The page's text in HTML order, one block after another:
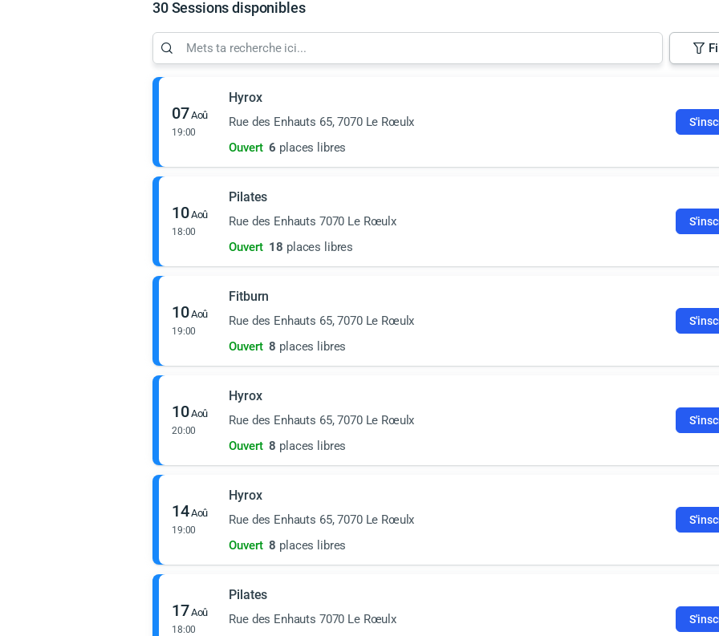
30 Sessions disponibles
07Aoû
19:00
Hyrox
Rue des Enhauts 65, 7070 Le Rœulx
Ouvert 6 places libres
10Aoû
18:00
Pilates
Rue des Enhauts 7070 Le Rœulx
Ouvert 18 places libres
10Aoû
19:00
Fitburn
Rue des Enhauts 65, 7070 Le Rœulx
Ouvert 8 places libres
10Aoû
20:00
Hyrox
Rue des Enhauts 65, 7070 Le Rœulx
Ouvert 8 places libres
14Aoû
19:00
Hyrox
Rue des Enhauts 65, 7070 Le Rœulx
Ouvert 8 places libres
17Aoû
18:00
Pilates
Rue des Enhauts 7070 Le Rœulx